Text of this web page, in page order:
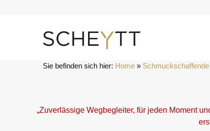
Sie befinden sich hier: Home » Schmuckschaffende
„Zuverlässige Wegbegleiter, für jeden Moment